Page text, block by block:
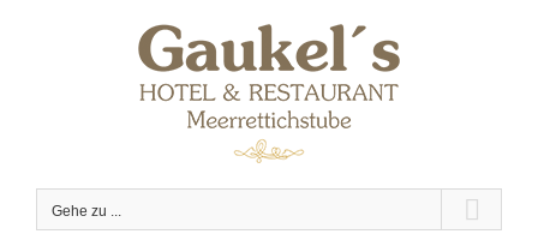
Gehe zu ...